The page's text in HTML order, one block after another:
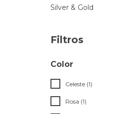
Silver & Gold
Filtros
Color
Celeste (1)
Rosa (1)